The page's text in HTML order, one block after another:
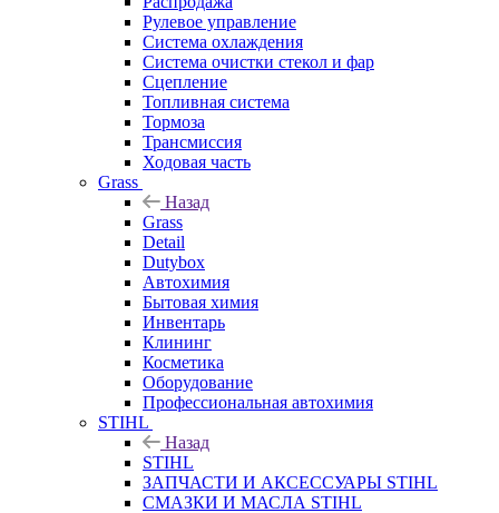
Рулевое управление
Система охлаждения
Система очистки стекол и фар
Сцепление
Топливная система
Тормоза
Трансмиссия
Ходовая часть
Grass
Назад
Grass
Detail
Dutybox
Автохимия
Бытовая химия
Инвентарь
Клининг
Косметика
Оборудование
Профессиональная автохимия
STIHL
Назад
STIHL
ЗАПЧАСТИ И АКСЕССУАРЫ STIHL
СМАЗКИ И МАСЛА STIHL